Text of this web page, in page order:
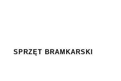
SPRZĘT BRAMKARSKI